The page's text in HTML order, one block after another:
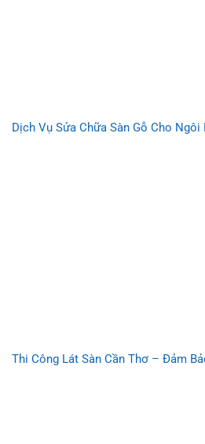
Dịch Vụ Sửa Chữa Sàn Gỗ Cho Ngôi
Thi Công Lát Sàn Cần Thơ – Đảm